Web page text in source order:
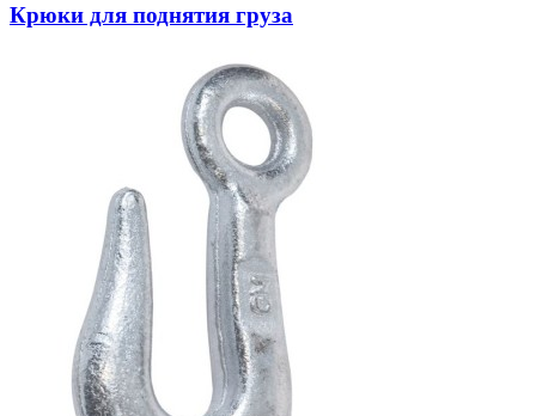
Крюки для поднятия груза